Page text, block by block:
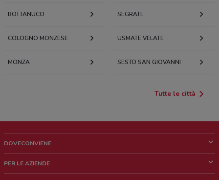
BOTTANUCO SEGRATE
COLOGNO MONZESE USMATE VELATE
MONZA SESTO SAN GIOVANNI
Tutte le città
DOVECONVIENE
Chi siamo
PER LE AZIENDE